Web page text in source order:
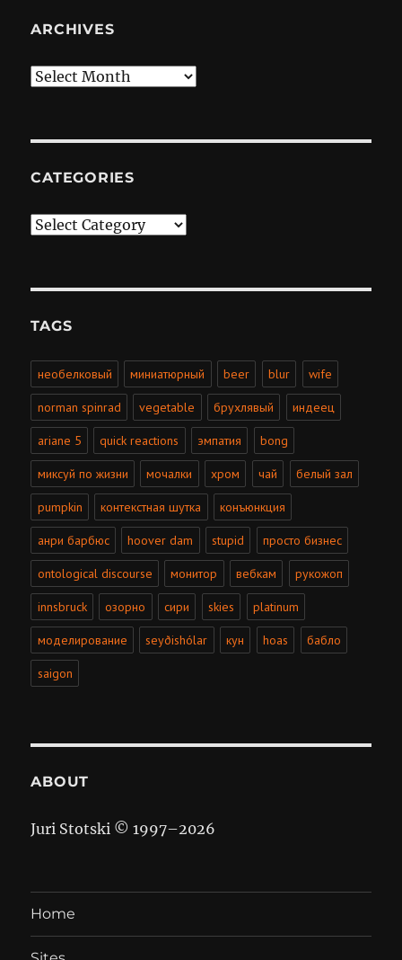
ARCHIVES
Archives
CATEGORIES
Categories
TAGS
необелковый миниатюрный beer blur wife
norman spinrad vegetable брухлявый индеец
ariane 5 quick reactions эмпатия bong
миксуй по жизни мочалки хром чай белый зал
pumpkin контекстная шутка конъюнкция
анри барбюс hoover dam stupid просто бизнес
ontological discourse монитор вебкам рукожоп
innsbruck озорно сири skies platinum
моделирование seyðishólar кун hoas бабло
saigon
ABOUT
Juri Stotski © 1997–2026
Home